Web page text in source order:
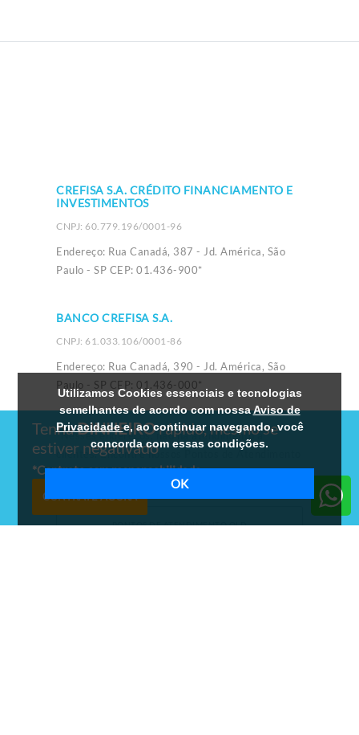
CREFISA S.A. CRÉDITO FINANCIAMENTO E
INVESTIMENTOS
CNPJ: 60.779.196/0001-96
Endereço: Rua Canadá, 387 - Jd. América, São
Paulo - SP CEP: 01.436-900*
BANCO CREFISA S.A.
CNPJ: 61.033.106/0001-86
Endereço: Rua Canadá, 390 - Jd. América, São
Paulo - SP CEP: 01.436-000*
*Nesses endereços, não há atendimento a
clientes. Encontre nossos Pontos de Atendimento
PONTOS DE ATENDIMENTO OLD
TenhaDINHEIROrápido, mesmo se
estiver negativado
*Contrate com responsabilidade
CONTRATE AGORA
Utilizamos Cookies essenciais e tecnologias
semelhantes de acordo com nossaAviso de
Privacidadee, ao continuar navegando, você
concorda com essas condições.
OK